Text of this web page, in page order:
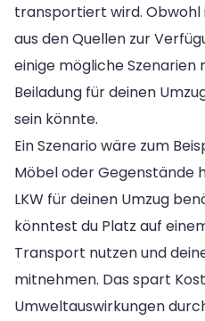
transportiert wird.
aus den Quellen zur
einige mögliche Szenarien
Beiladung für deinen
sein könnte.
Ein Szenario wäre zum
Möbel oder Gegenstände
LKW für deinen Umzug
könntest du Platz auf
Transport nutzen und
mitnehmen. Das spart
Umweltauswirkungen